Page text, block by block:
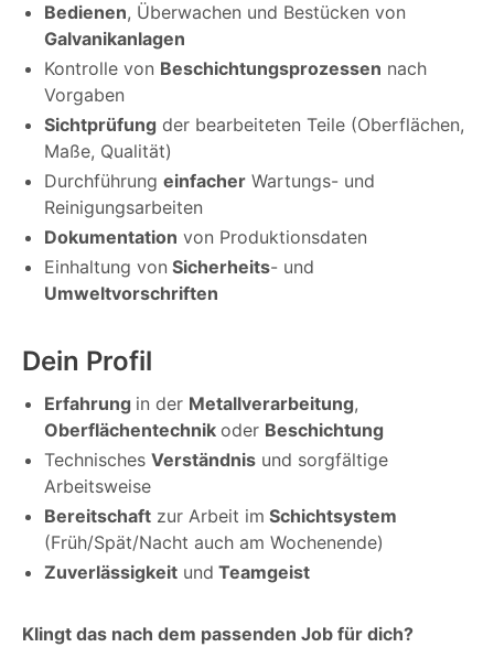
Bedienen, Überwachen und Bestücken von
Galvanikanlagen
Kontrolle von Beschichtungsprozessen nach
Vorgaben
Sichtprüfung der bearbeiteten Teile (Oberflächen,
Maße, Qualität)
Durchführung einfacher Wartungs- und
Reinigungsarbeiten
Dokumentation von Produktionsdaten
Einhaltung von Sicherheits- und
Umweltvorschriften
Dein Profil
Erfahrung in der Metallverarbeitung,
Oberflächentechnik oder Beschichtung
Technisches Verständnis und sorgfältige
Arbeitsweise
Bereitschaft zur Arbeit im Schichtsystem
(Früh/Spät/Nacht auch am Wochenende)
Zuverlässigkeit und Teamgeist
Klingt das nach dem passenden Job für dich?